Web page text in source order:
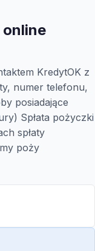
KredytOK z
numer telefonu,
posiadające
Spłata pożyczki
spłaty
poży